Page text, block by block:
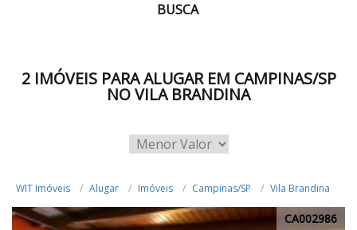
BUSCA
2 IMÓVEIS PARA ALUGAR EM CAMPINAS/SP
NO VILA BRANDINA
WIT Imóveis Alugar Imóveis Campinas/SP Vila Brandina
CA002986